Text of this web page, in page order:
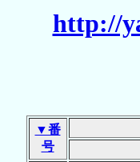
http://
▼番
号